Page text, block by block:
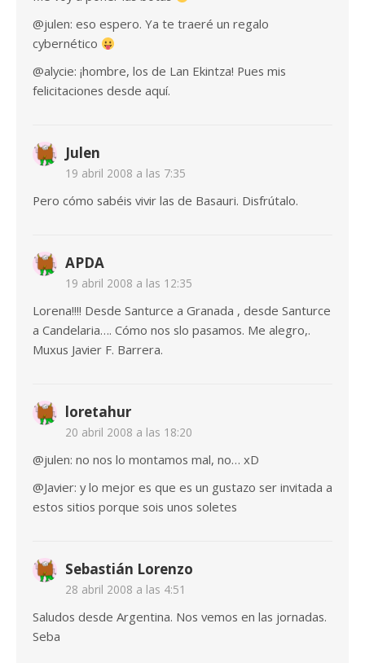
@julen: eso espero. Ya te traeré un regalo
cybernético
@alycie: ¡hombre, los de Lan Ekintza! Pues mis
felicitaciones desde aquí.
Julen
19 abril 2008 a las 7:35
Pero cómo sabéis vivir las de Basauri. Disfrútalo.
APDA
19 abril 2008 a las 12:35
Lorena!!!! Desde Santurce a Granada , desde Santurce
a Candelaria…. Cómo nos slo pasamos. Me alegro,.
Muxus Javier F. Barrera.
loretahur
20 abril 2008 a las 18:20
@julen: no nos lo montamos mal, no… xD
@Javier: y lo mejor es que es un gustazo ser invitada a
estos sitios porque sois unos soletes
Sebastián Lorenzo
28 abril 2008 a las 4:51
Saludos desde Argentina. Nos vemos en las jornadas.
Seba